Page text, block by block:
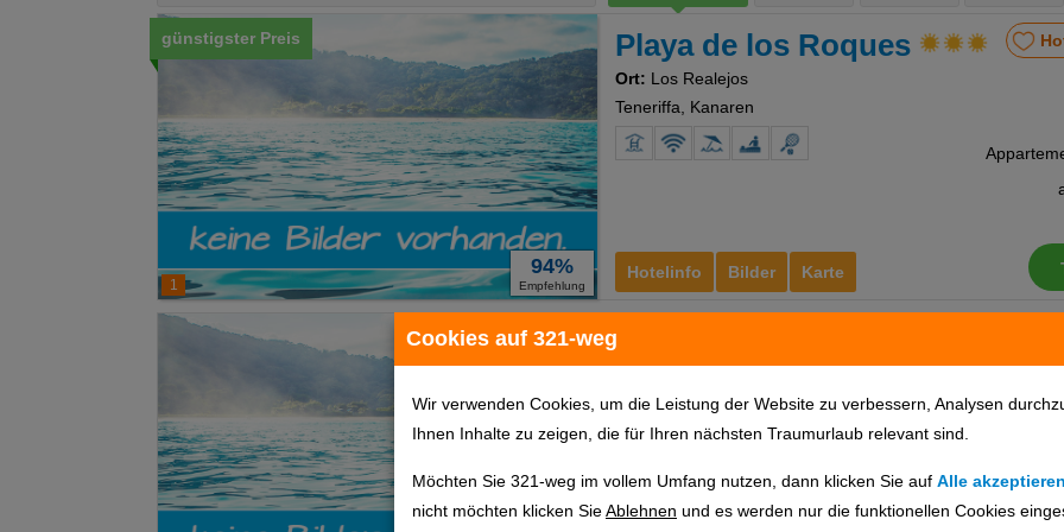
Cookies auf 321-weg
Wir verwenden Cookies, um die Leistung der Website zu verbessern, Analysen
Ihnen Inhalte zu zeigen, die für Ihren nächsten Traumurlaub relevant sind.
Möchten Sie 321-weg im vollem Umfang nutzen, dann klicken Sie auf Alle akzeptieren
nicht möchten klicken SieAblehnen und es werden nur die funktionellen Cookies
1
günstigster Preis
94%
Empfehlung
Hotelinfo Bilder Karte
Playa de los Roques
Ort: Los Realejos
Teneriffa, Kanaren
Panoramica Garden
Teneriffa, Kanaren